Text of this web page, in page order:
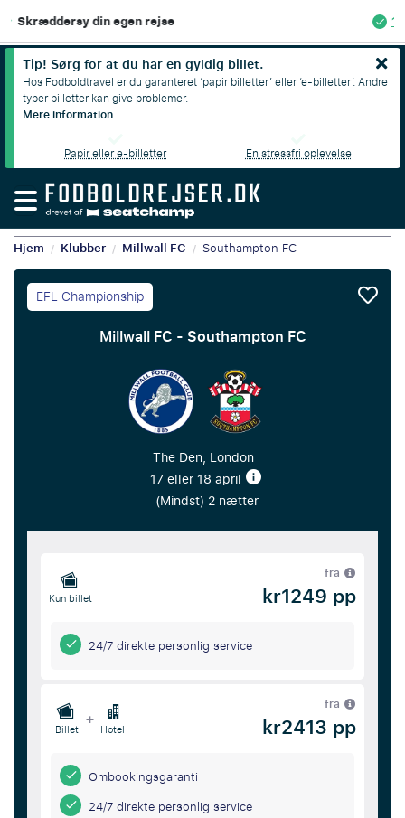
100% Økonomisk beskyttelse
Tip! Sørg for at du har en gyldig billet.
Hos Fodboldtravel er du garanteret ‘papir billetter’ eller ‘e-billetter’. Andre
typer billetter kan give problemer.
Mere information.
Papir eller e-billetter
En stressfri oplevelse
Hjem / Klubber / Millwall FC / Southampton FC
EFL Championship
Millwall FC - Southampton FC
The Den, London
17 eller 18 april
(Mindst) 2 nætter
Kun billet
fra
kr1249 pp
24/7 direkte personlig service
Billet + Hotel
fra
kr2413 pp
Ombookingsgaranti
24/7 direkte personlig service